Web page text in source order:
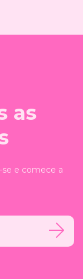
as
se e comece a